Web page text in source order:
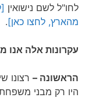
לחו"ל לשם נישואין
מהארץ, לחצו כאן].
עקרונות אלה אנו
הראשונה – רצונו
היו רק מבני